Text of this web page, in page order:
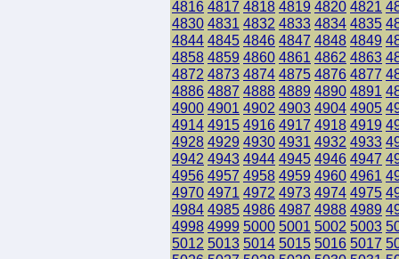
4816 4817 4818 4819 4820 4821
4830 4831 4832 4833 4834 4835
4844 4845 4846 4847 4848 4849
4858 4859 4860 4861 4862 4863
4872 4873 4874 4875 4876 4877
4886 4887 4888 4889 4890 4891
4900 4901 4902 4903 4904 4905
4914 4915 4916 4917 4918 4919
4928 4929 4930 4931 4932 4933
4942 4943 4944 4945 4946 4947
4956 4957 4958 4959 4960 4961
4970 4971 4972 4973 4974 4975
4984 4985 4986 4987 4988 4989
4998 4999 5000 5001 5002 5003
5012 5013 5014 5015 5016 5017